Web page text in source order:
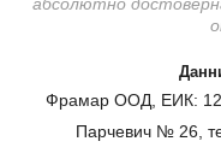
абсолютно
Фрамар ООД, ЕИК:
Парчевич № 26,